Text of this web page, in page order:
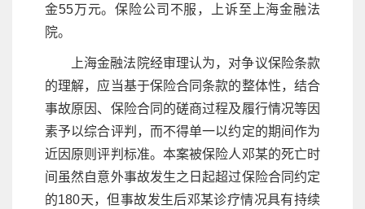
金55万元。保险公司不服，上诉至上海金融法
院。
上海金融法院经审理认为，对争议保险条款
的理解，应当基于保险合同条款的整体性，结合
事故原因、保险合同的磋商过程及履行情况等因
素予以综合评判，而不得单一以约定的期间作为
近因原则评判标准。本案被保险人邓某的死亡时
间虽然自意外事故发生之日起超过保险合同约定
的180天，但事故发生后邓某诊疗情况具有持续